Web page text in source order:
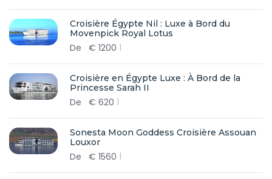
Croisière Égypte Nil : Luxe à Bord du
Movenpick Royal Lotus
De € 1200
Croisière en Égypte Luxe : À Bord de la
Princesse Sarah II
De € 620
Sonesta Moon Goddess Croisière Assouan
Louxor
De € 1560